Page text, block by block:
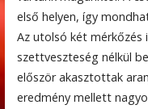
első helyen, így
Az utolsó két mérkőzés
szettveszteség nélkül
először akasztottak
eredmény mellett